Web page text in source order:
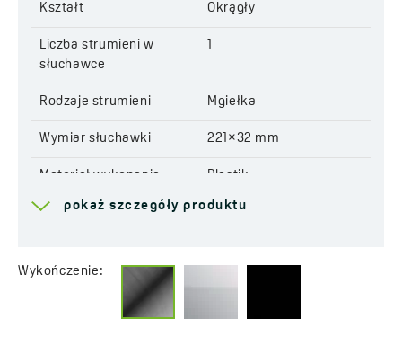
Kształt Okrągły
Liczba strumieni w
słuchawce
Rodzaje strumieni Mgiełka
Wymiar słuchawki 221×32 mm
Materiał wykonania Plastik
Lata gwarancji
2 *sprawdź szczegóły
pokaż szczegóły produktu
Wykończenie: